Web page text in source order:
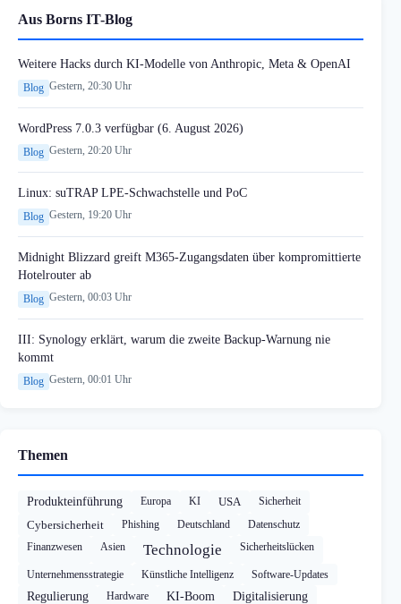
Aus Borns IT-Blog
Weitere Hacks durch KI-Modelle von Anthropic, Meta & OpenAI
Blog Gestern, 20:30 Uhr
WordPress 7.0.3 verfügbar (6. August 2026)
Blog Gestern, 20:20 Uhr
Linux: suTRAP LPE-Schwachstelle und PoC
Blog Gestern, 19:20 Uhr
Midnight Blizzard greift M365-Zugangsdaten über kompromittierte
Hotelrouter ab
Blog Gestern, 00:03 Uhr
III: Synology erklärt, warum die zweite Backup-Warnung nie
kommt
Blog Gestern, 00:01 Uhr
Themen
Produkteinführung Europa KI USA Sicherheit
Cybersicherheit Phishing Deutschland
Datenschutz
Finanzwesen
Asien Technologie Sicherheitslücken
Unternehmensstrategie Künstliche Intelligenz Software-Updates
Regulierung Hardware KI-Boom Digitalisierung